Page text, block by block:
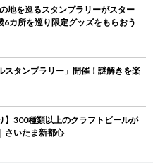
地を巡るスタンプラリーがスター
カ所を巡り限定グッズをもらおう
スタンプラリー」開催！謎解きを楽
】300種類以上のクラフトビールが
さいたま新都心